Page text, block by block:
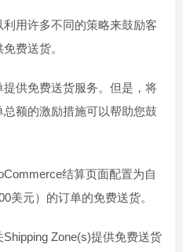
用许多不同的策略来鼓励客
费送货。
供免费送货服务。但是，将
额的激励措施可以帮助您鼓
结算页面配置为自
美元）的订单的免费送货。
Zone(s)提供免费送货